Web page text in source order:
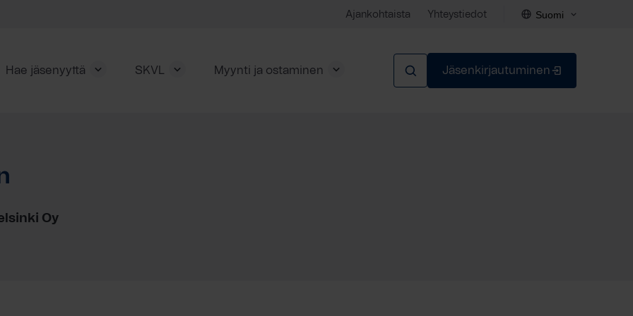
Ajankohtaista Yhteystiedot Suomi
Hae jäsenyyttä SKVL Myynti ja ostaminen Jäsenkirjautuminen
Oy